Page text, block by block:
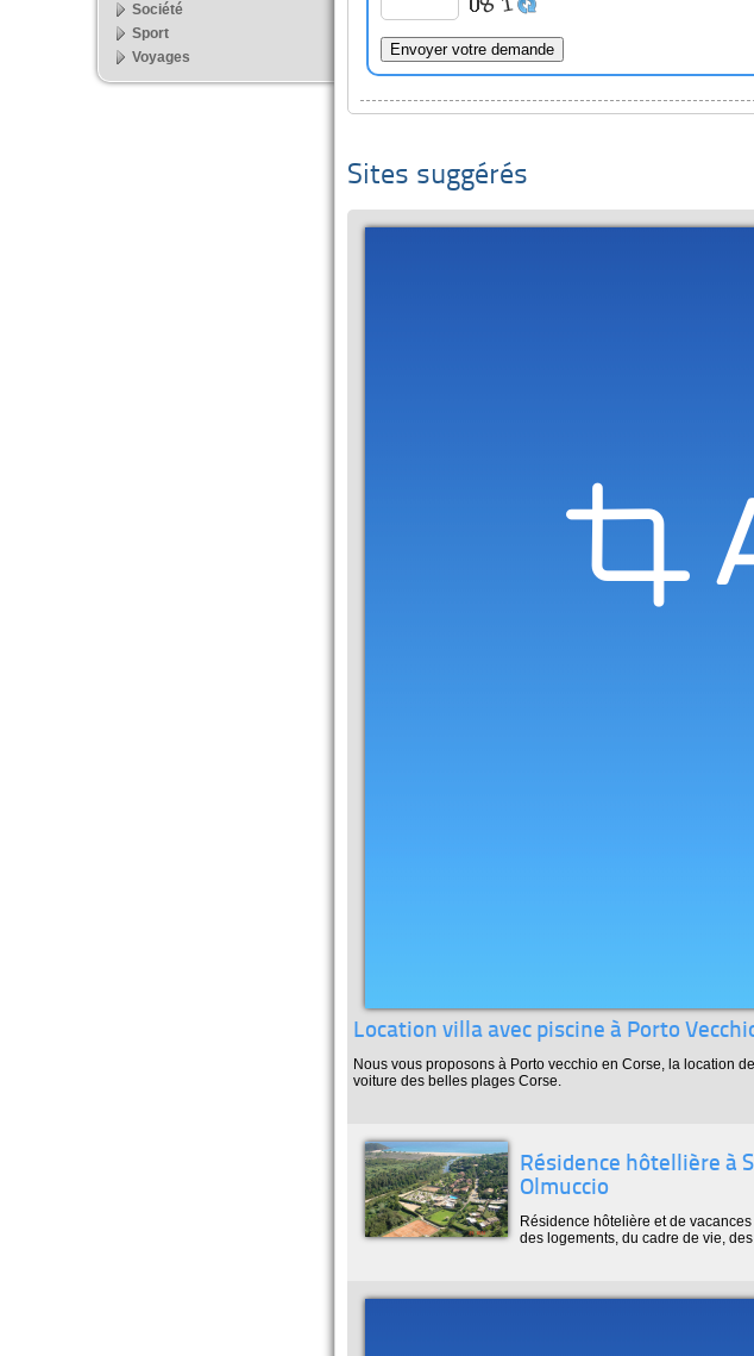
Sites suggérés
Location villa avec piscine à Porto
Nous vous proposons à Porto vecchio en Corse, la location
voiture des belles plages Corse.
Résidence hôtellière à
Olmuccio
Résidence hôtelière et de
des logements, du cadre de vie,
Société
Sport
Voyages